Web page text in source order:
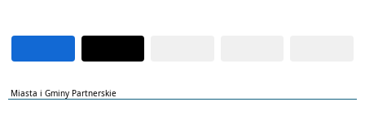
Miasta i Gminy Partnerskie